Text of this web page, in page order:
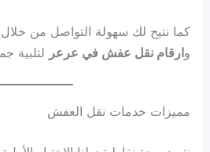
كما نتيح لك سهولة التواصل من
وارقام نقل عفش في عرعر لتلبية
مميزات خدمات نقل العفش